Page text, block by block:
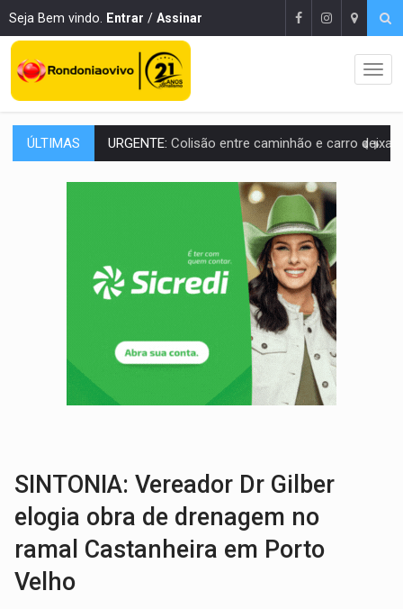
Seja Bem vindo. Entrar / Assinar
ÚLTIMAS ENCONTRO:Amazônia Negra ganha projeção nacional com participação de
PREVISÃO:Porto Velho tem chances de chuvas isoladas nesta
Assembleia Geral delibera greve da educação
PROCESSO SELETIVO: Rondoniaovivo abre oficina de Comunicação com
AGOSTO LILÁS:MPRO lança de portal e promove reflexão sobre trajetória da
Refis 2026 segue até o fim do ano para
ROLIM DE MOURA: Programa da Energisa beneficia 60 famílias com geladeiras
VIOLÊNCIA VICÁRIA: MPRO obtém condenação de réu a 21 anos de prisão
SINTONIA: Vereador Dr Gilber
elogia obra de drenagem no
ramal Castanheira em Porto
Velho